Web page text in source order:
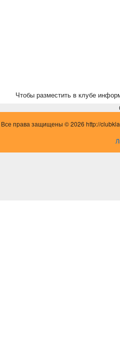
Чтобы разместить в клубе
Все права защищены © 2026 http://